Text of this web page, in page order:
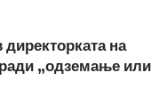
на
„одземање или